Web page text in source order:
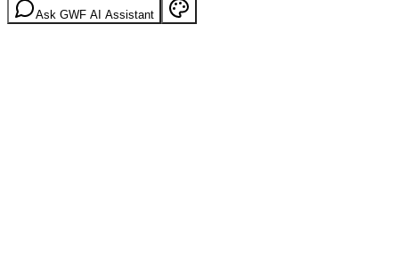
Ask GWF AI Assistant